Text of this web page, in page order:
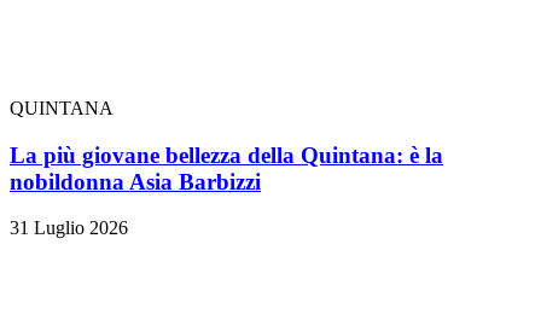
QUINTANA
La più giovane bellezza della Quintana: è la
nobildonna Asia Barbizzi
31 Luglio 2026